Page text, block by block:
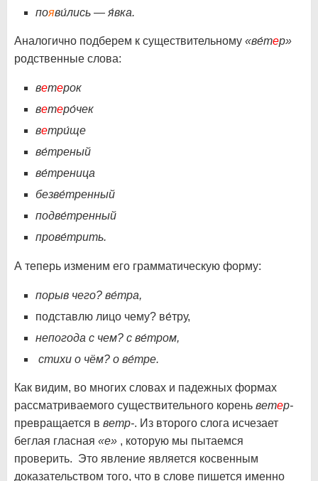
появи́лись — я́вка.
Аналогично подберем к существительному «ве́тер»
родственные слова:
ветерок
ветеро́чек
ветри́ще
ве́треный
ве́треница
безве́тренный
подве́тренный
прове́трить.
А теперь изменим его грамматическую форму:
порыв чего? ве́тра,
подставлю лицо чему? ве́тру,
непогода с чем? с ве́тром,
стихи о чём? о ве́тре.
Как видим, во многих словах и падежных формах
рассматриваемого существительного корень ветер-
превращается в ветр-. Из второго слога исчезает
беглая гласная «е» , которую мы пытаемся
проверить. Это явление является косвенным
доказательством того, что в слове пишется именно